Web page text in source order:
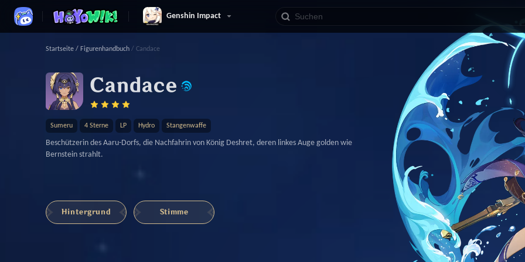
Genshin Impact
Startseite / Figurenhandbuch / Candace
Candace
Sumeru 4 Sterne LP Hydro Stangenwaffe
Beschützerin des Aaru-Dorfs, die Nachfahrin von König Deshret, deren linkes Auge golden wie
Bernstein strahlt.
Hintergrund Stimme